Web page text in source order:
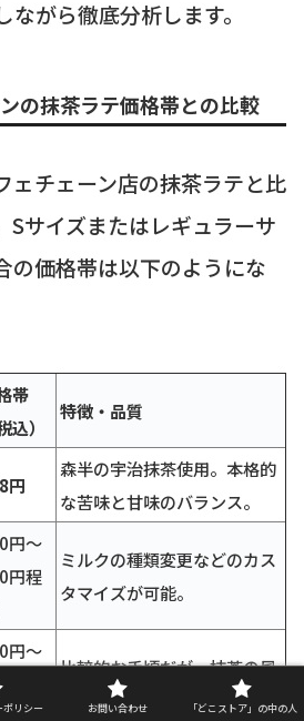
がら徹底分析します。
の抹茶ラテ価格帯との比較
ェチェーン店の抹茶ラテと比
Sサイズまたはレギュラーサ
の価格帯は以下のようにな
帯
込）
特徴・品質
円
森半の宇治抹茶使用。本格的
な苦味と甘味のバランス。
円～
円程
ミルクの種類変更などのカス
タマイズが可能。
円～
円程
比較的お手頃だが、抹茶の風
味はライトな傾向。
ポリシー お問い合わせ 「どこストア」の中の人